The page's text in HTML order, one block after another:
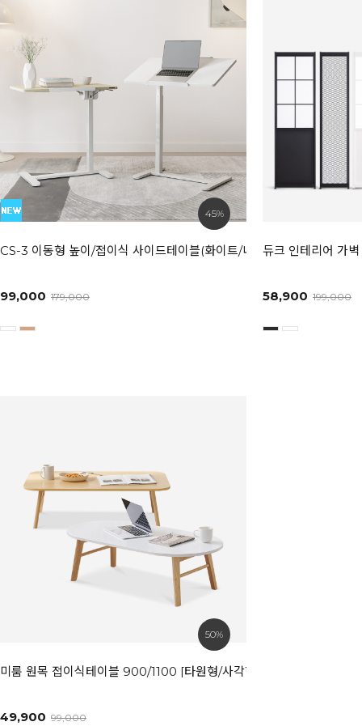
45%
CS-3 이동형 높이/접이식 사이드테이블(화이트/내추럴)
99,000 179,000
듀크 인테리어 가
58,900 199,000
50%
미룸 원목 접이식테이블 900/1100 [타원형/사각형]
49,900 99,000